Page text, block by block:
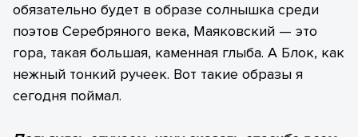
обязательно будет в образе солнышка среди
поэтов Серебряного века, Маяковский — это
гора, такая большая, каменная глыба. А Блок, как
нежный тонкий ручеек. Вот такие образы я
сегодня поймал.